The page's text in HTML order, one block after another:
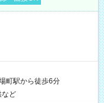
町駅から徒歩6分
など